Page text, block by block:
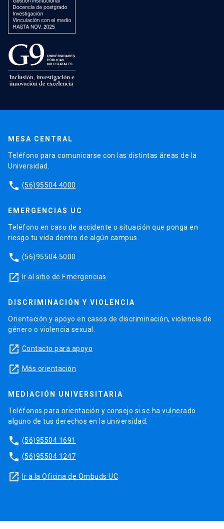
MESA CENTRAL
Teléfono para comunicarse con las distintas áreas de la
Universidad.
phone (56)95504 4000
EMERGENCIAS UC
Teléfono en caso de accidente o situación que ponga en
riesgo tu vida dentro de algún campus.
phone (56)95504 5000
launch Ir al sitio de Emergencias
DISCRIMINACIÓN Y VIOLENCIA
Orientación y apoyo en casos de discriminación, violencia de
género o violencia sexual.
launch Contacto para apoyo
launch Más orientación
MEDIACIÓN UNIVERSITARIA
Teléfonos para orientación y consejo si se ha vulnerado
alguno de tus derechos en la universidad.
phone (56)95504 1691
phone (56)95504 1247
launch Ir a la Oficina de Ombuds UC